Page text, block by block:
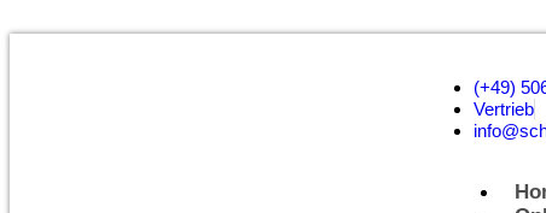
(+49)
Vertrieb